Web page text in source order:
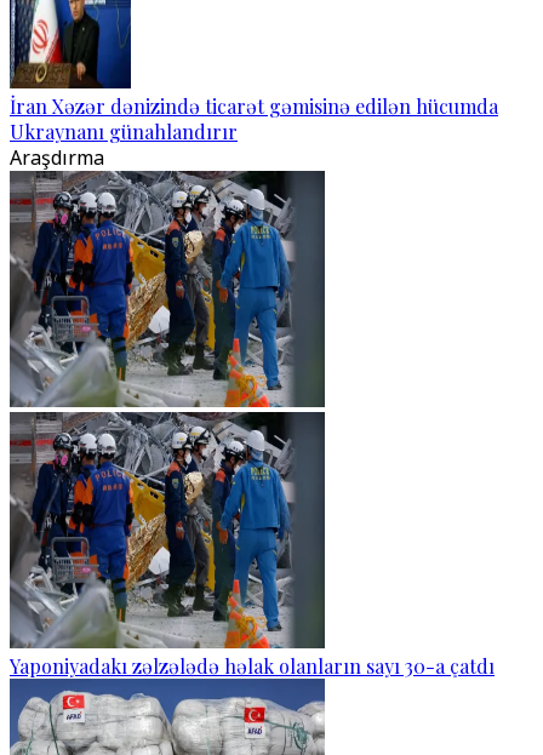
İran Xəzər dənizində ticarət gəmisinə edilən hücumda
Ukraynanı günahlandırır
Araşdırma
Yaponiyadakı zəlzələdə həlak olanların sayı 30-a çatdı